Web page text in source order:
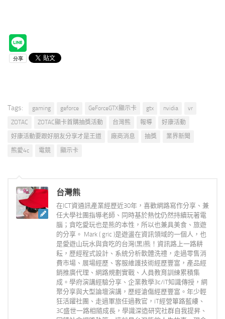
Tags: gaming geforce GeForceGTX顯示卡 gtx nvidia
vr
ZOTAC
ZOTAC顯卡首購抽獎活動 台灣熊 報導
好康活動
好康活動要跟好朋友分享才是王道
廠商消息 抽獎
業界新聞
熊愛4c
電競 顯示卡
台灣熊
在ICT資通訊產業經歷近30年，喜歡網路寫作分享、兼
任大學社團指導老師、同時基於熱忱仍然持續玩著電
腦；貪吃愛玩也是熊的本性，所以也兼具美食、旅遊
的分享。 Mark ( gric )是遊盪在資訊領域的一個人，也
是愛遊山玩水與貪吃的台灣(黑)熊！資訊路上一路耕
耘，歷經程式設計、系統分析軟體洗禮，走過零售消
費市場、展場經歷、客服維護技術經歷豐富，產品經
銷推廣代理、網路規劃實戰、人員教育訓練累積集
成。學府演講經驗分享、企業教學3c/iT知識傳授，網
聚分享與大型論壇演講，歷經滄傷經歷豐富。年少輕
狂活躍社團、走過軍旅任過教官，iT經營篳路藍縷、
3C盛世一路相隨成長，學識深造研究社群自我提昇、